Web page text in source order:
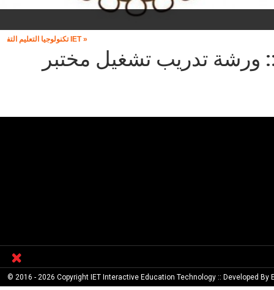
« IET تكنولوجيا التعليم التفاعلي »
ورشة تدريب تشغيل مختبر
© 2016 - 2026 Copyright IET Interactive Education Technology :: Developed By